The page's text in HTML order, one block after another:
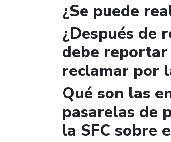
¿Se puede
¿Después de
debe
reclamar por
Qué son las
pasarelas de
la SFC sobre